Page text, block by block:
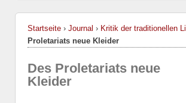
Startseite › Journal › Kritik der traditionellen
Proletariats neue Kleider
Des Proletariats neue
Kleider